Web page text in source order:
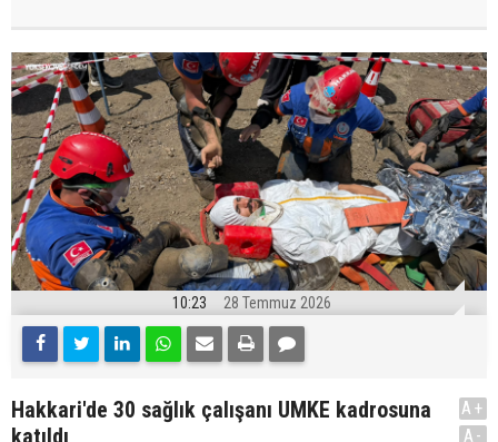
10:23 28 Temmuz 2026
Hakkari'de 30 sağlık çalışanı UMKE kadrosuna
katıldı
A+
A-